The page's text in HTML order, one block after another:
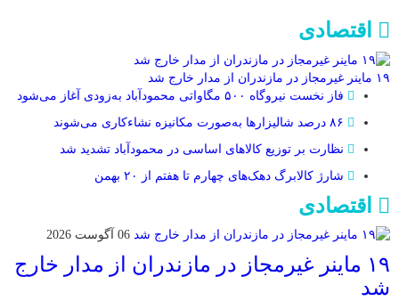
اقتصادی
۱۹ ماینر غیرمجاز در مازندران از مدار خارج شد
فاز نخست نیروگاه ۵۰۰ مگاواتی محمودآباد به‌زودی آغاز می‌شود
نظارت بر توزیع کالا‌های اساسی در محمودآباد تشدید شد
شارژ کالابرگ دهک‌های چهارم تا هفتم از ۲۰ بهمن
اقتصادی
06 آگوست 2026
۱۹ ماینر غیرمجاز در مازندران از مدار خارج
شد